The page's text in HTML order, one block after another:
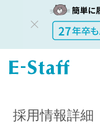
教員採用情
報のイー・
数学 中学生2年生対象
採用情報詳細